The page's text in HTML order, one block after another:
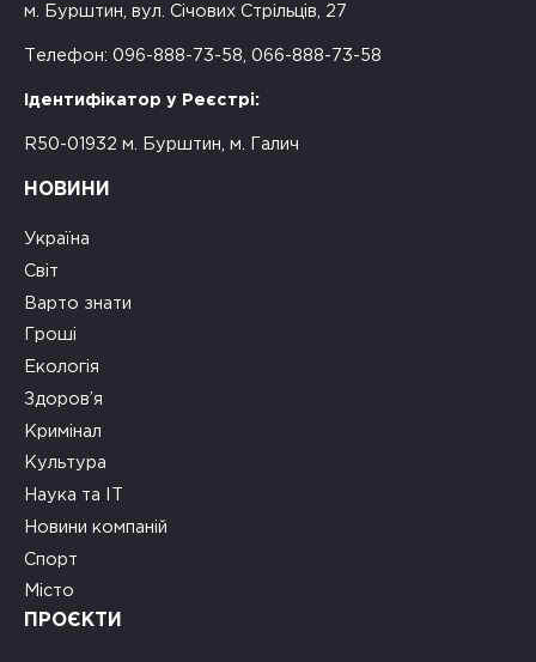
м. Бурштин, вул. Січових Стрільців, 27
Телефон: 096-888-73-58, 066-888-73-58
Ідентифікатор у Реєстрі:
R50-01932 м. Бурштин, м. Галич
НОВИНИ
Україна
Світ
Варто знати
Гроші
Екологія
Здоров’я
Кримінал
Культура
Наука та ІТ
Новини компаній
Спорт
Місто
ПРОЄКТИ